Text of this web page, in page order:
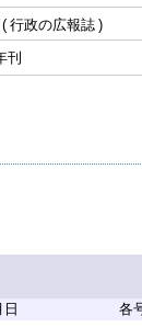
行政の広報誌
刊
各